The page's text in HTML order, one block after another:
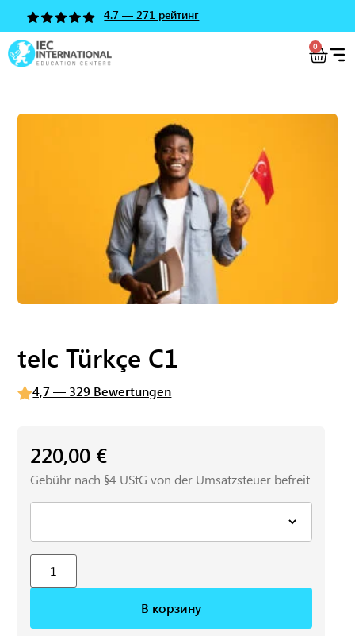
4.7 — 271 рейтинг
0
telc Türkçe C1
4,7 — 329 Bewertungen
220,00 €
Gebühr nach §4 UStG von der Umsatzsteuer befreit
В корзину